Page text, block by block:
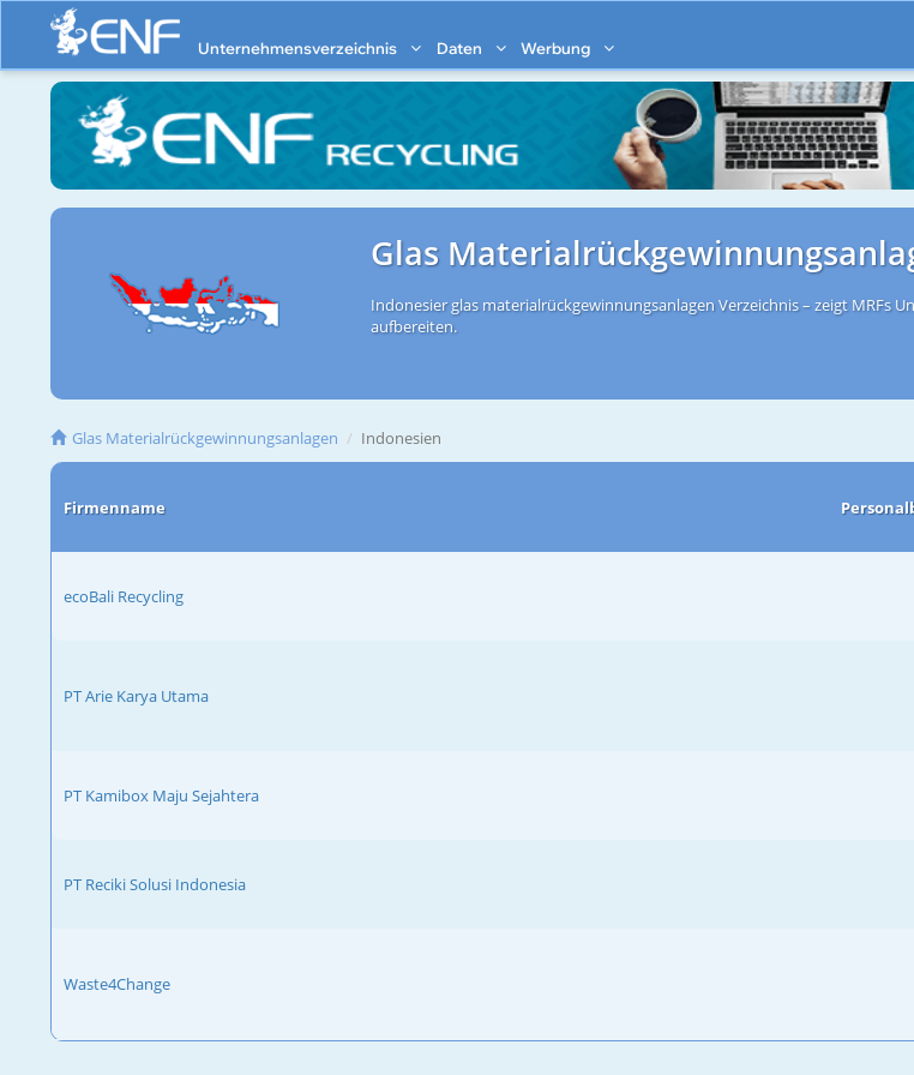
Unternehmensverzeichnis Daten Werbung
Glas
Indonesier glas materialrückgewinnungsanlagen Verzeichnis – zeigt MRFs
aufbereiten.
Glas Materialrückgewinnungsanlagen Indonesien
Firmenname
ecoBali Recycling
PT Arie Karya Utama
PT Kamibox Maju Sejahtera
PT Reciki Solusi Indonesia
Waste4Change